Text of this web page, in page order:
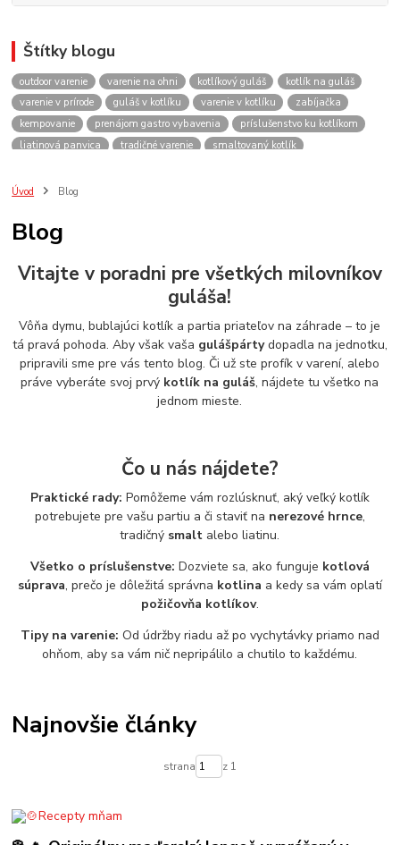
Štítky blogu
outdoor varenie varenie na ohni kotlíkový guláš
kotlík na guláš
varenie v prírode
guláš v kotlíku varenie v kotlíku
zabíjačka
kempovanie
prenájom gastro vybavenia
príslušenstvo ku kotlíkom
liatinová panvica
tradičné varenie
smaltovaný kotlík
akcie
spoločenské akcie
rental
varenie gulášu
požičovňa hrncov nerezový hrniec 30l
oslava
výber kotlíka
Úvod Blog
Blog
Vitajte v poradni pre všetkých milovníkov
guláša!
Vôňa dymu, bublajúci kotlík a partia priateľov na záhrade – to je
tá pravá pohoda. Aby však vaša gulášpártydopadla na jednotku,
pripravili sme pre vás tento blog. Či už ste profík v varení, alebo
práve vyberáte svoj prvý kotlík na guláš, nájdete tu všetko na
jednom mieste.
Čo u nás nájdete?
Praktické rady: Pomôžeme vám rozlúsknuť, aký veľký kotlík
potrebujete pre vašu partiu a či staviť na nerezové hrnce,
tradičný smalt alebo liatinu.
Všetko o príslušenstve: Dozviete sa, ako funguje kotlová
súprava, prečo je dôležitá správna kotlina a kedy sa vám oplatí
požičovňa kotlíkov.
Tipy na varenie: Od údržby riadu až po vychytávky priamo nad
ohňom, aby sa vám nič nepripálilo a chutilo to každému.
Najnovšie články
strana z 1